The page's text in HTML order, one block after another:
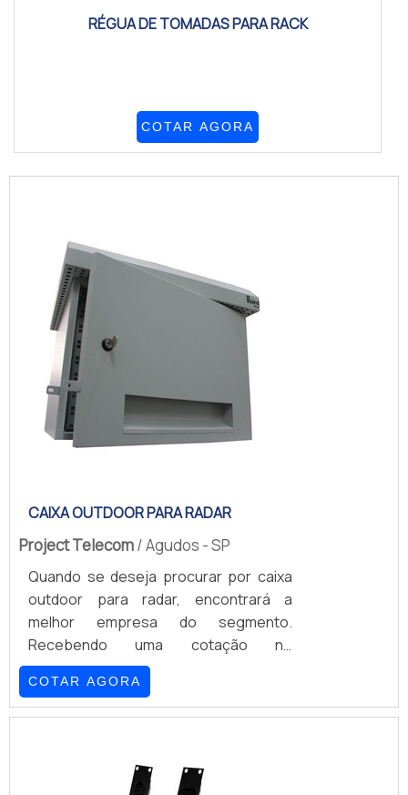
RÉGUA DE TOMADAS PARA RACK
COTAR AGORA
CAIXA OUTDOOR PARA RADAR
Project Telecom/ Agudos - SP
Quando se deseja procurar por caixa
outdoor para radar, encontrará a
melhor empresa do segmento.
Recebendo uma cotação no
marketplace Soluções Industriais e
encontrando a maior referência no
mercado em seu próprio segmento.
Telecom receberá excelente custo-
COTAR AGORA